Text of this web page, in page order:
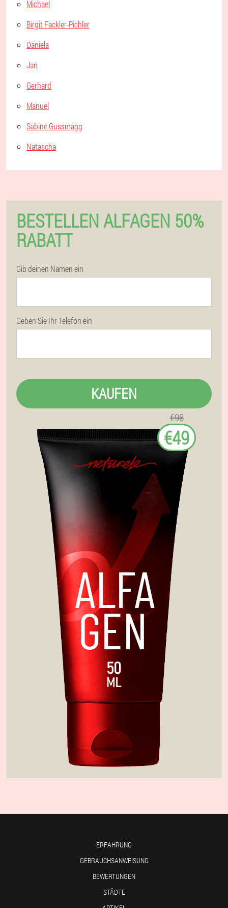
Michael
Birgit Fackler-Pichler
Daniela
Jan
Gerhard
Manuel
Sabine Gussmagg
Natascha
BESTELLEN ALFAGEN 50%
RABATT
Gib deinen Namen ein
Geben Sie Ihr Telefon ein
KAUFEN
€98
€49
ERFAHRUNG
GEBRAUCHSANWEISUNG
BEWERTUNGEN
STÄDTE